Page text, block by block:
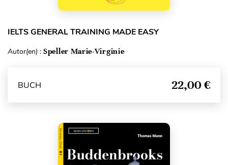
IELTS GENERAL TRAINING MADE EASY
Autor(en) : Speller Marie-Virginie
BUCH 22,00 €